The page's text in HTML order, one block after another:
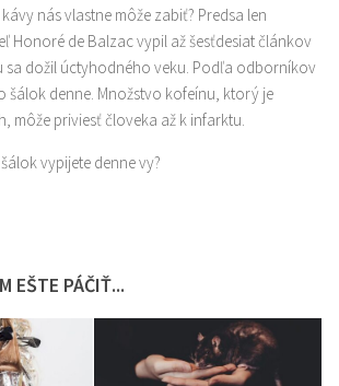
nás vlastne môže zabiť? Predsa len
Honoré de Balzac vypil až šesťdesiat článkov
sa dožil úctyhodného veku. Podľa odborníkov
šálok denne. Množstvo kofeínu, ktorý je
môže priviesť človeka až k infarktu.
vypijete denne vy?
EŠTE PÁČIŤ...